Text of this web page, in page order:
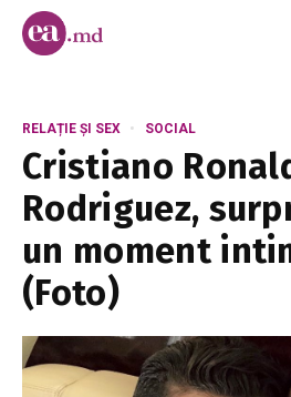
RELAȚIE ȘI SEX SOCIAL
Cristiano
Rodriguez,
un moment
(Foto)